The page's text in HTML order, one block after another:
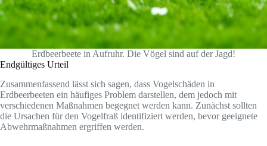
Erdbeerbeete in Aufruhr. Die Vögel sind auf der Jagd!
Endgültiges Urteil
Zusammenfassend lässt sich sagen, dass Vogelschäden in
Erdbeerbeeten ein häufiges Problem darstellen, dem jedoch mit
verschiedenen Maßnahmen begegnet werden kann. Zunächst sollten
die Ursachen für den Vogelfraß identifiziert werden, bevor geeignete
Abwehrmaßnahmen ergriffen werden.